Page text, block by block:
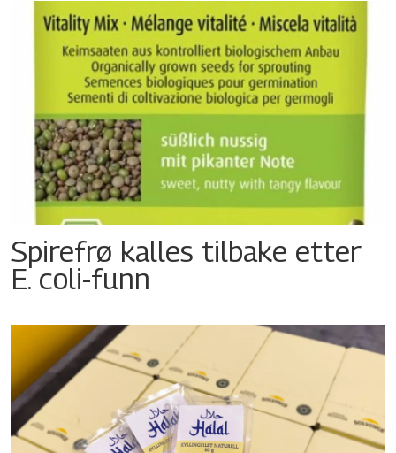
Spirefrø kalles tilbake etter
E. coli-funn